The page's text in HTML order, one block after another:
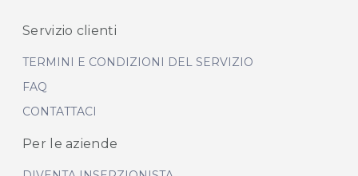
Servizio clienti
TERMINI E CONDIZIONI DEL SERVIZIO
FAQ
CONTATTACI
Per le aziende